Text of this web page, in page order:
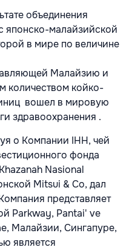
объединения
японско-малайзийской
в мире по величине
Малайзию и
койко-
вошел в мировую
здравоохранения .
о Компании IHH, чей
фонда
Nasional
Mitsui & Co, дал
представляет
Parkway, Pantai' ve
Малайзии, Сингапуре,
является